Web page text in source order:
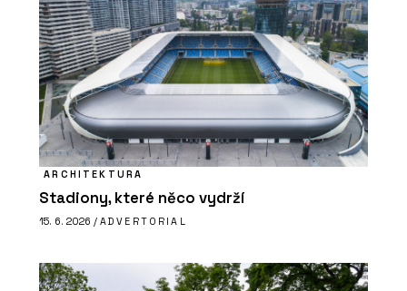
ARCHITEKTURA
Stadiony, které něco vydrží
15. 6. 2026 / ADVERTORIAL